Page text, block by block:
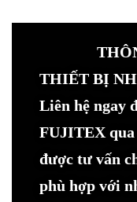
THIẾT BỊ
Liên hệ ngay
FUJITEX qua
được tư vấn
phù hợp với